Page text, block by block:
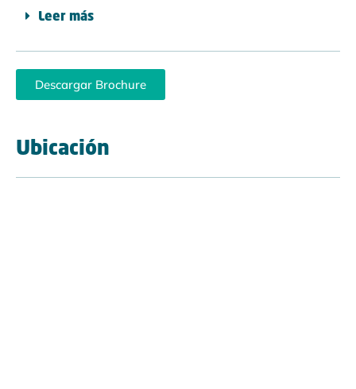
Leer más
Descargar Brochure
Ubicación